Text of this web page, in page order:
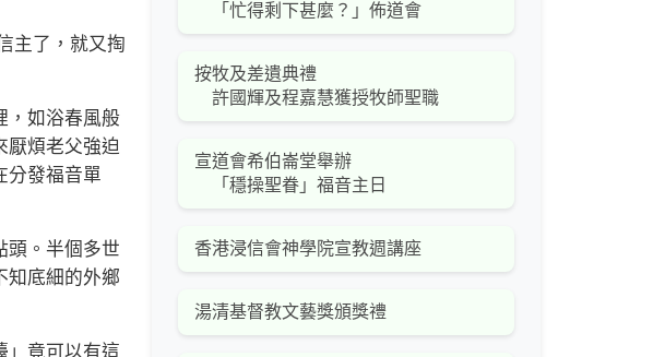
主了，就又掏
如浴春風般
厭煩老父強迫
分發福音單
。半個多世
知底細的外鄉
竟可以有這
「忙得剩下甚麼？」佈道會
按牧及差遺典禮
許國輝及程嘉慧獲授牧師聖職
宣道會希伯崙堂舉辦
「穩操聖眷」福音主日
香港浸信會神學院宣教週講座
湯清基督教文藝獎頒獎禮